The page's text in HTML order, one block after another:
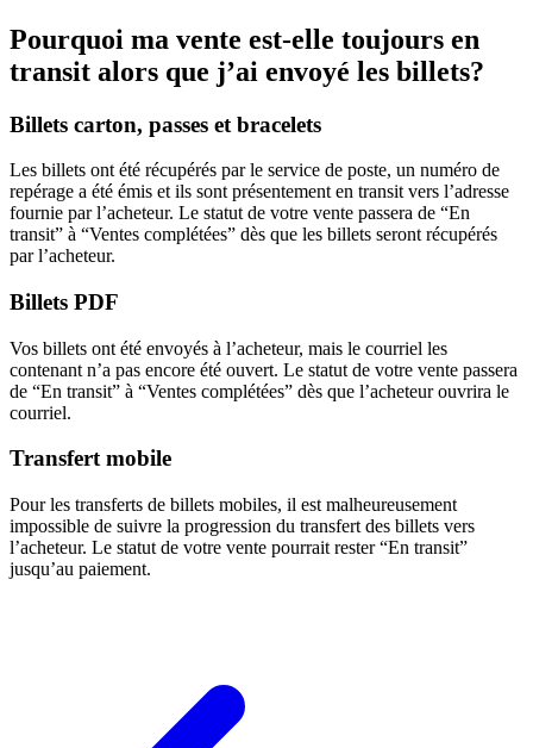
Pourquoi ma vente est-elle toujours en
transit alors que j’ai envoyé les billets?
Billets carton, passes et bracelets
Les billets ont été récupérés par le service de poste, un numéro de
repérage a été émis et ils sont présentement en transit vers l’adresse
fournie par l’acheteur. Le statut de votre vente passera de “En
transit” à “Ventes complétées” dès que les billets seront récupérés
par l’acheteur.
Billets PDF
Vos billets ont été envoyés à l’acheteur, mais le courriel les
contenant n’a pas encore été ouvert. Le statut de votre vente passera
de “En transit” à “Ventes complétées” dès que l’acheteur ouvrira le
courriel.
Transfert mobile
Pour les transferts de billets mobiles, il est malheureusement
impossible de suivre la progression du transfert des billets vers
l’acheteur. Le statut de votre vente pourrait rester “En transit”
jusqu’au paiement.